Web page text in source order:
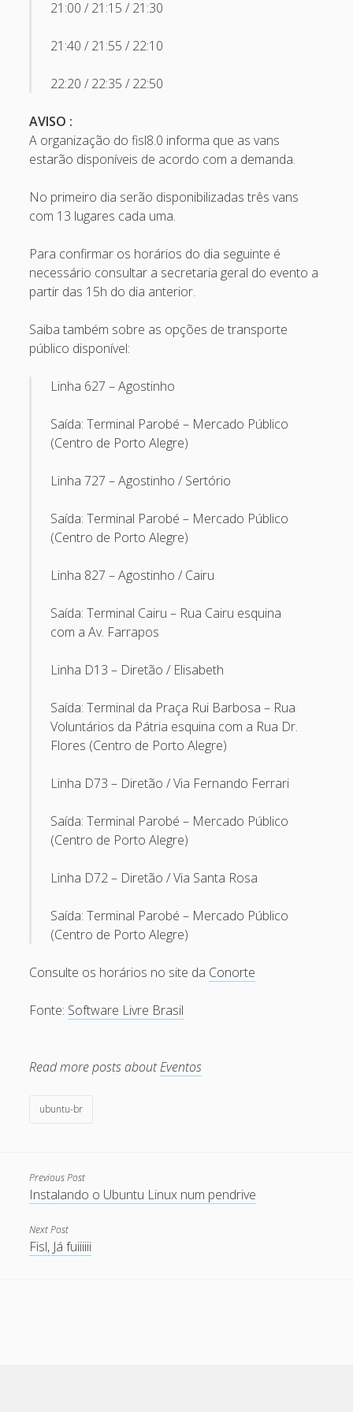
April 2022
October 2020
July 2015
December 2014
September 2014
November 2013
October 2013
June 2013
September 2012
July 2012
March 2012
February 2012
January 2012
September 2011
July 2011
June 2011
May 2011
March 2011
February 2011
January 2011
December 2010
September 2010
July 2010
May 2010
March 2010
November 2009
October 2009
September 2009
August 2009
21:00 / 21:15 / 21:30
21:40 / 21:55 / 22:10
22:20 / 22:35 / 22:50
AVISO :
A organização do fisl8.0 informa que as vans
estarão disponíveis de acordo com a demanda.
No primeiro dia serão disponibilizadas três vans
com 13 lugares cada uma.
Para confirmar os horários do dia seguinte é
necessário consultar a secretaria geral do evento a
partir das 15h do dia anterior.
Saiba também sobre as opções de transporte
público disponível:
Linha 627 – Agostinho
Saída: Terminal Parobé – Mercado Público
(Centro de Porto Alegre)
Linha 727 – Agostinho / Sertório
Saída: Terminal Parobé – Mercado Público
(Centro de Porto Alegre)
Linha 827 – Agostinho / Cairu
Saída: Terminal Cairu – Rua Cairu esquina
com a Av. Farrapos
Linha D13 – Diretão / Elisabeth
Saída: Terminal da Praça Rui Barbosa – Rua
Voluntários da Pátria esquina com a Rua Dr.
Flores (Centro de Porto Alegre)
Linha D73 – Diretão / Via Fernando Ferrari
Saída: Terminal Parobé – Mercado Público
(Centro de Porto Alegre)
Linha D72 – Diretão / Via Santa Rosa
Saída: Terminal Parobé – Mercado Público
(Centro de Porto Alegre)
Consulte os horários no site da Conorte
Fonte: Software Livre Brasil
Read more posts aboutEventos
ubuntu-br
Previous Post
Instalando o Ubuntu Linux num pendrive
Next Post
Fisl, Já fuiiiiii